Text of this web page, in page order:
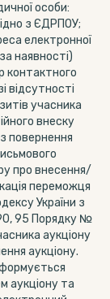
особи:
з ЄДРПОУ;
електронної
наявності)
контактного
відсутності
учасника
внеску
повернення
про внесення/
переможця
України з
95 Порядку №
аукціону
аукціону.
аукціону та